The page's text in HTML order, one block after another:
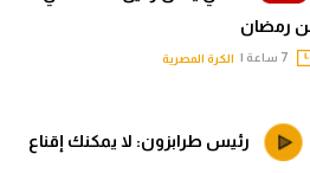
رمضان
الكرة المصرية
رئيس طرابزون: لا يمكنك إقناع